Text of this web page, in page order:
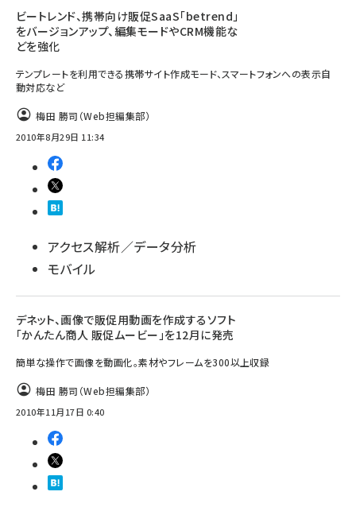
ビートレンド、携帯向け販促SaaS「betrend」
をバージョンアップ、編集モードやCRM機能な
どを強化
テンプレートを利用できる携帯サイト作成モード、スマートフォンへの表示自
動対応など
梅田 勝司（Web担編集部）
2010年8月29日 11:34
アクセス解析／データ分析
モバイル
デネット、画像で販促用動画を作成するソフト
「かんたん商人 販促ムービー」を12月に発売
簡単な操作で画像を動画化。素材やフレームを300以上収録
梅田 勝司（Web担編集部）
2010年11月17日 0:40